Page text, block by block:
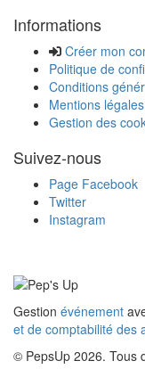
Informations
Créer mon
Politique de
Conditions
Mentions légales
Gestion des
Suivez-nous
Page Facebook
Twitter
Instagram
Gestion événement
et de comptabilité des
© PepsUp 2026. Tous